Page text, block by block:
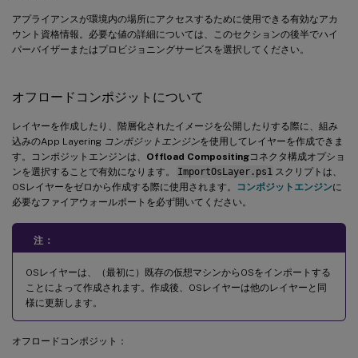
アプライアンスが環境内の場所にアクセスするために使用できる有効なアカ
ウント資格情報。必要な値の詳細については、このセクションの後半でハイ
パーバイザーまたはプロビジョニングサービスを選択してください。
オフロードコンポジットについて
レイヤーを作成したり、階層化されたイメージを公開したりする際に、組み
込みのApp Layering コンポジットエンジンを使用してレイヤーを作成できま
す。コンポジットエンジンは、 Offload Compositingコネクタ構成オプショ
ンを選択することで有効になります。
ImportOsLayer.ps1 スクリプトは、
OSレイヤーをゼロから作成する際に使用されます。
コンポジットエンジンに
必要なファイアウォールポートを必ず開いてください。
注：
OSレイヤーは、（最初に）既存の仮想マシンからOSをインポートする
ことによって作成されます。作成後、OSレイヤーは他のレイヤーと同
様に更新します。
オフロードコンポジット：